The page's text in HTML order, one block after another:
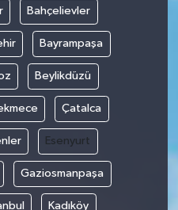
Bahçelievler
Bayrampaşa
Beylikdüzü
Çatalca
Esenyurt
Gaziosmanpaşa
Kadıköy